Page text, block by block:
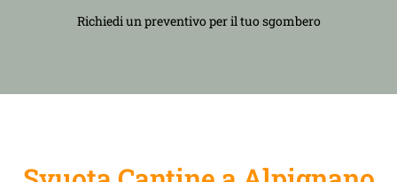
Richiedi un preventivo per il tuo sgombero